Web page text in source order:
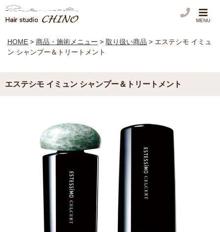
MENU
HOME > 商品・施術メニュー > 取り扱い商品 > エステシモ イミュ
ン シャンプー＆トリートメント
エステシモ イミュン シャンプー＆トリートメント